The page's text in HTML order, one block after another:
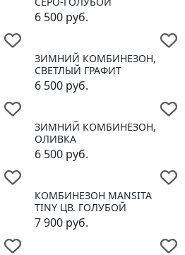
6 500 руб.
ЗИМНИЙ КОМБИНЕЗОН,
СВЕТЛЫЙ ГРАФИТ
6 500 руб.
ЗИМНИЙ КОМБИНЕЗОН,
ОЛИВКА
6 500 руб.
КОМБИНЕЗОН MANSITA
TINY ЦВ. ГОЛУБОЙ
7 900 руб.